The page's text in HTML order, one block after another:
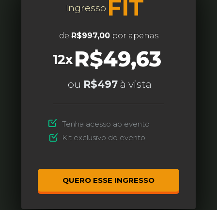
12xR$49,63
ou R$497 à vista
QUERO ESSE INGRESSO
Ingresso FIT
Tenha acesso ao evento
Kit exclusivo do evento
de R$997,00 por apenas